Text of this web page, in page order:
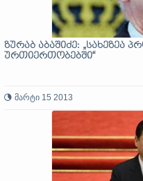
ზურაბ აბაშიძე: „სახეზეა
ურთიერთობებში“
მარტი 15 2013